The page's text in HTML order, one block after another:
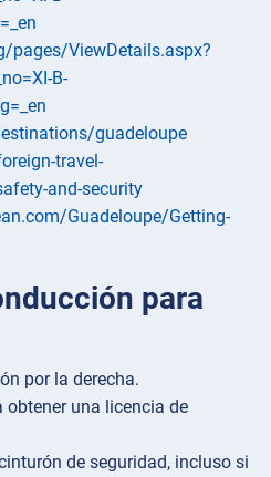
pages/ViewDetails.aspx?
B-
guadeloupe
travel-
and-security
Guadeloupe/Getting-
para
por la derecha.
una licencia de
de seguridad, incluso si